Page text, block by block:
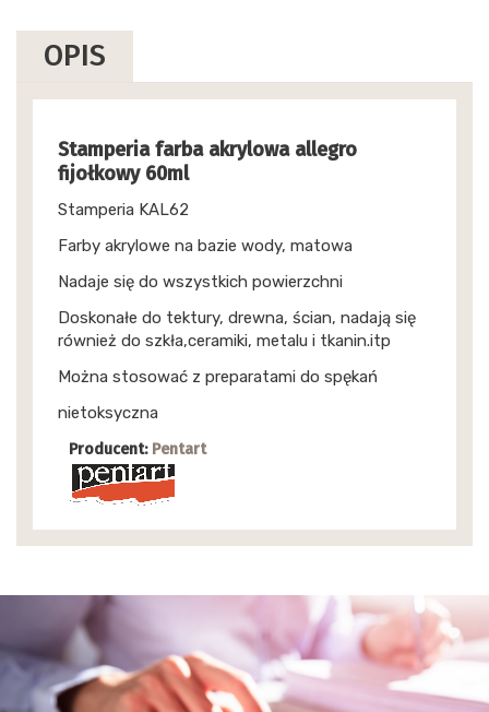
OPIS
Stamperia farba akrylowa allegro
fijołkowy 60ml
Stamperia KAL62
Farby akrylowe na bazie wody, matowa
Nadaje się do wszystkich powierzchni
Doskonałe do tektury, drewna, ścian, nadają się
również do szkła,ceramiki, metalu i tkanin.itp
Można stosować z preparatami do spękań
nietoksyczna
Producent: Pentart